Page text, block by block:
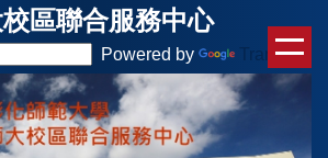
區聯合服務中心
Powered by Translate